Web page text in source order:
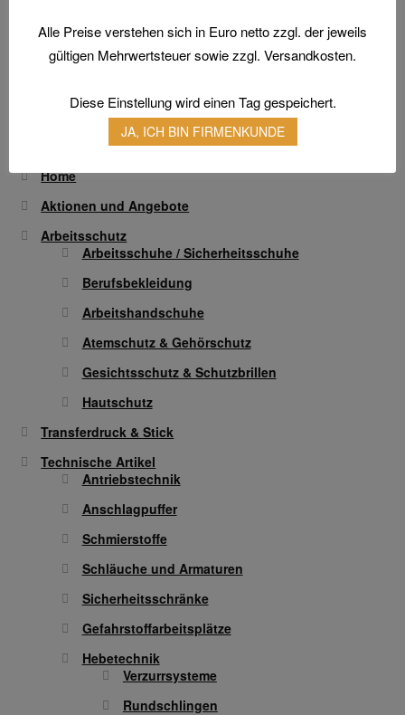
können
auf
Produktseite
werden
Ausführung wählen
Dieses
Produkt
mehrere
auf.
Die
der
Home
Aktionen und Angebote
Arbeitsschutz
Arbeitsschuhe / Sicherheitsschuhe
Berufsbekleidung
Arbeitshandschuhe
Atemschutz & Gehörschutz
Gesichtsschutz & Schutzbrillen
Hautschutz
Transferdruck & Stick
Technische Artikel
Antriebstechnik
Anschlagpuffer
Schmierstoffe
Schläuche und Armaturen
Sicherheitsschränke
Gefahrstoffarbeitsplätze
Hebetechnik
Verzurrsysteme
Rundschlingen
Alle Preise verstehen sich in Euro netto zzgl. der jeweils
gültigen Mehrwertsteuer sowie zzgl. Versandkosten.
Diese Einstellung wird einen Tag gespeichert.
JA, ICH BIN FIRMENKUNDE